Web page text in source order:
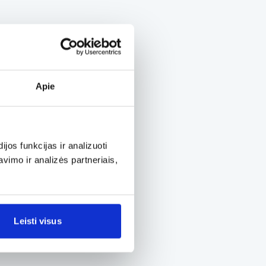
Apie
funkcijas ir analizuoti
ir analizės partneriais,
Leisti visus